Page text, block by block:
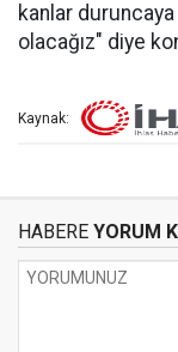
kanlar duruncaya
olacağız" diye
Kaynak:
HABERE YORUM